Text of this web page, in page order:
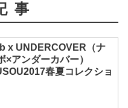
事
x UNDERCOVER（ナ
×アンダーカバー）
春夏コレクショ